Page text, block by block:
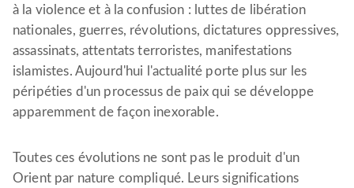
à la violence et à la confusion : luttes de libération
nationales, guerres, révolutions, dictatures oppressives,
assassinats, attentats terroristes, manifestations
islamistes. Aujourd'hui l'actualité porte plus sur les
péripéties d'un processus de paix qui se développe
apparemment de façon inexorable.
Toutes ces évolutions ne sont pas le produit d'un
Orient par nature compliqué. Leurs significations